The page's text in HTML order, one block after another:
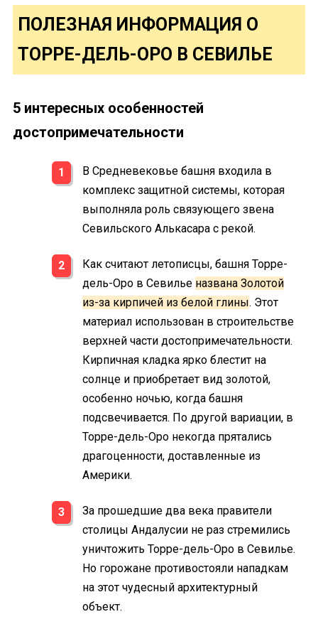
ПОЛЕЗНАЯ ИНФОРМАЦИЯ О
ТОРРЕ-ДЕЛЬ-ОРО В СЕВИЛЬЕ
5 интересных особенностей
достопримечательности
В Средневековье башня входила в
комплекс защитной системы, которая
выполняла роль связующего звена
Севильского Алькасара с рекой.
Как считают летописцы, башня Торре-
дель-Оро в Севилье названа Золотой
из-за кирпичей из белой глины. Этот
материал использован в строительстве
верхней части достопримечательности.
Кирпичная кладка ярко блестит на
солнце и приобретает вид золотой,
особенно ночью, когда башня
подсвечивается. По другой вариации, в
Торре-дель-Оро некогда прятались
драгоценности, доставленные из
Америки.
За прошедшие два века правители
столицы Андалусии не раз стремились
уничтожить Торре-дель-Оро в Севилье.
Но горожане противостояли нападкам
на этот чудесный архитектурный
объект.